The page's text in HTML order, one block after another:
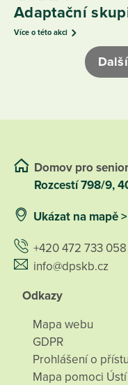
Adaptační
Více o této akci
Domov pro
Rozcestí 798/9,
Ukázat na mapě >
+420 472 733 058
info@dpskb.cz
Odkazy
Mapa webu
GDPR
Prohlášení o
Mapa pomoci